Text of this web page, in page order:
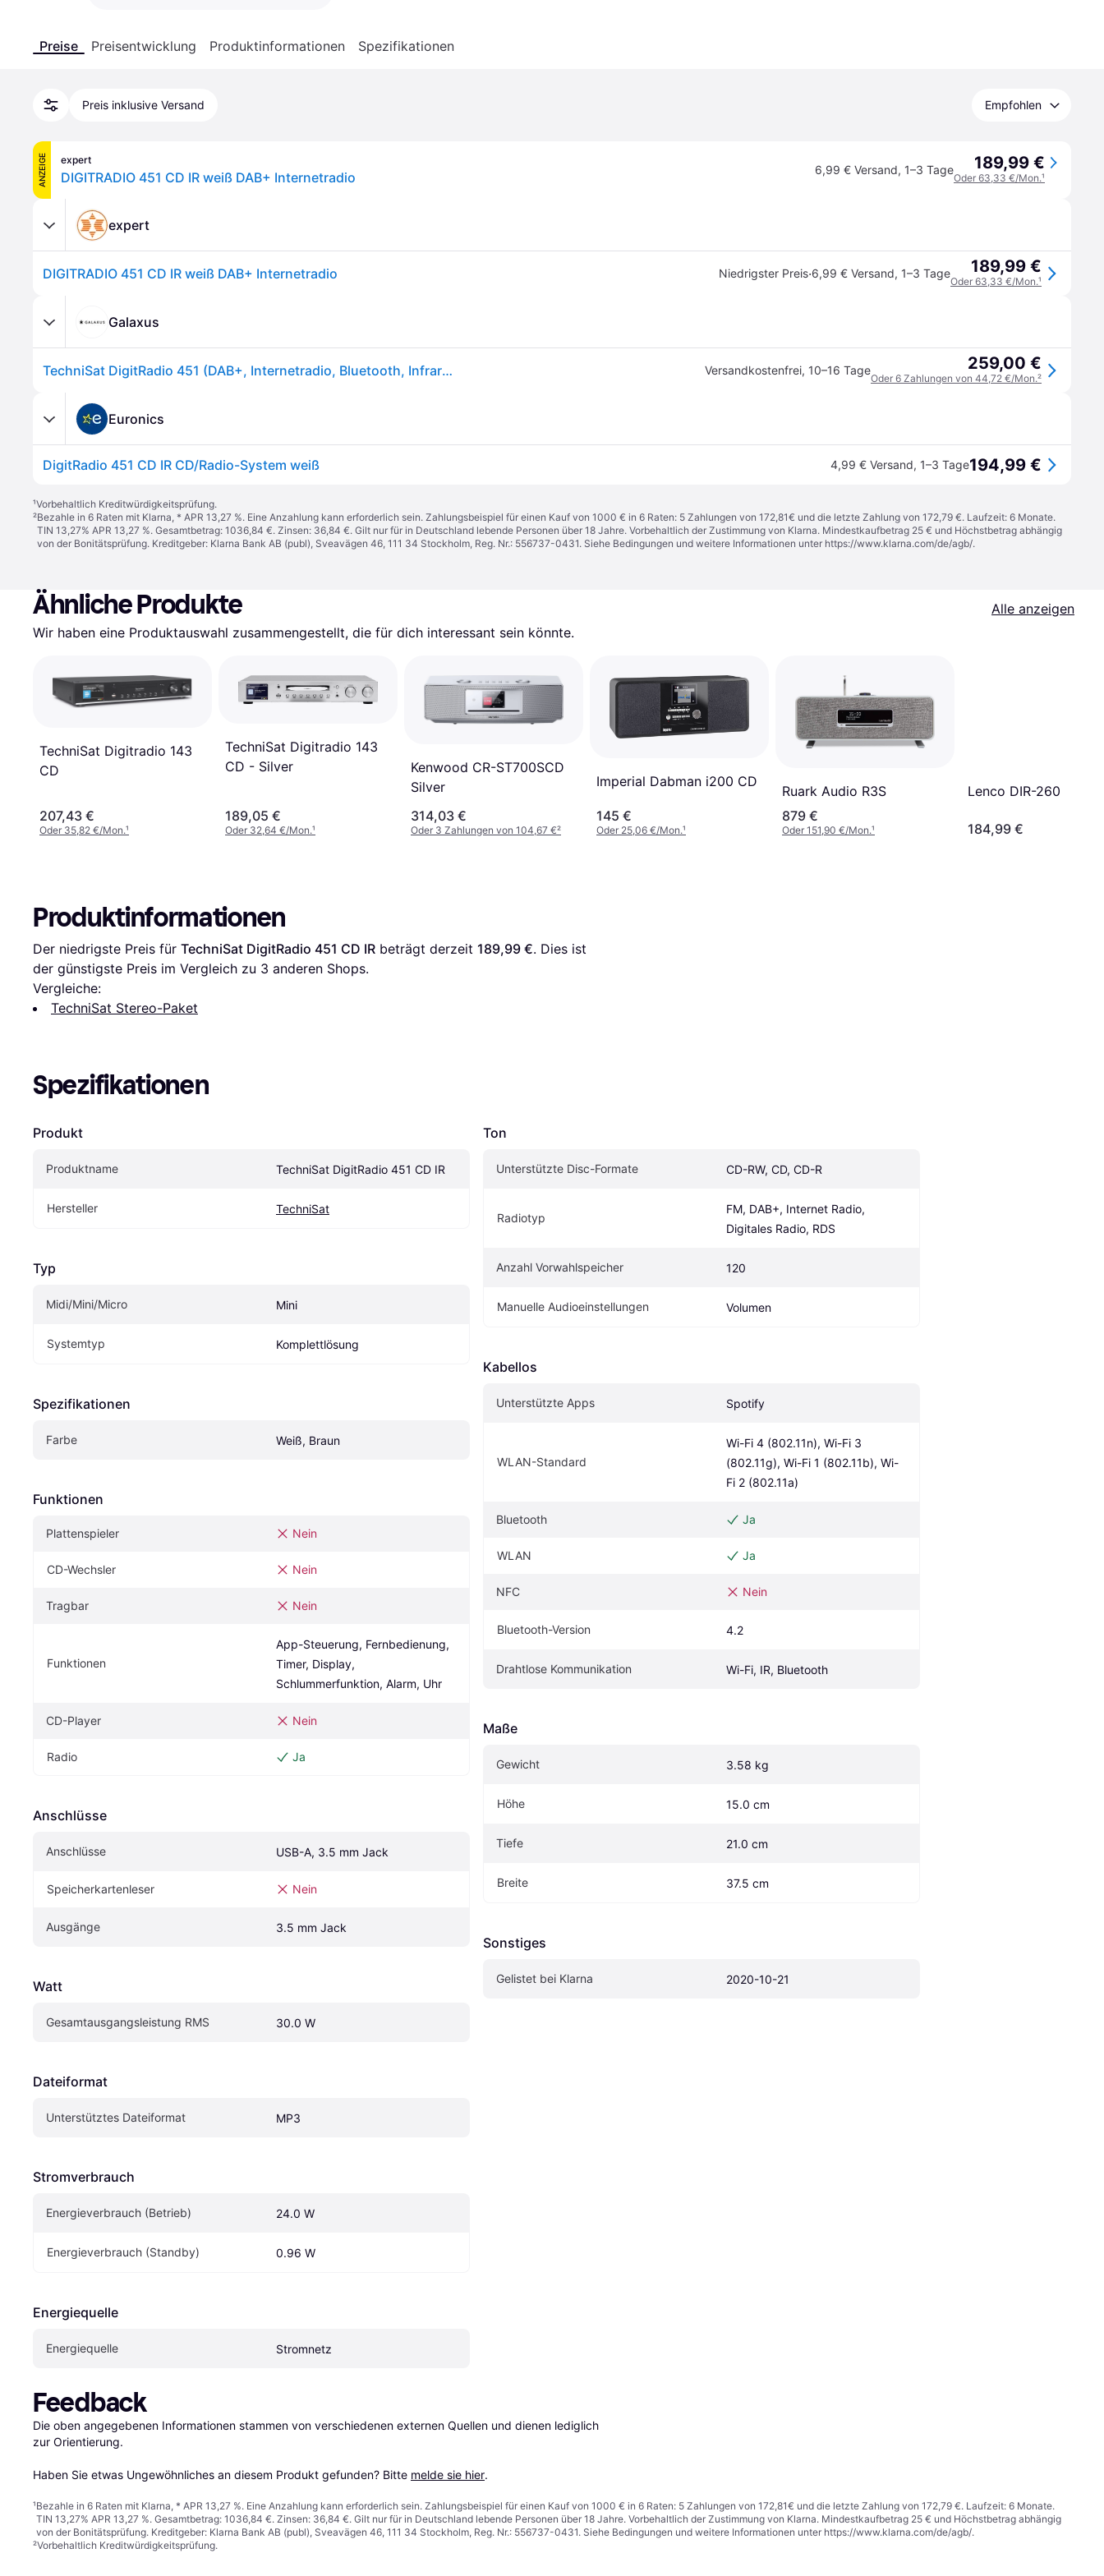
Preise Preisentwicklung Produktinformationen Spezifikationen
Preis inklusive Versand Empfohlen
ANZEIGE expert
DIGITRADIO 451 CD IR weiß DAB+ Internetradio 6,99 € Versand, 1–3 Tage 189,99 €
Oder 63,33 €/Mon.¹
expert
DIGITRADIO 451 CD IR weiß DAB+ Internetradio Niedrigster Preis·6,99 € Versand, 1–3 Tage 189,99 €
Oder 63,33 €/Mon.¹
Galaxus
TechniSat DigitRadio 451 (DAB+, Internetradio, Bluetooth, Infrarot, WLAN), Radio, Braun, Weiss Versandkostenfrei, 10–16 Tage 259,00 €
Oder 6 Zahlungen von 44,72 €/Mon.²
Euronics
DigitRadio 451 CD IR CD/Radio-System weiß 4,99 € Versand, 1–3 Tage194,99 €
¹Vorbehaltlich Kreditwürdigkeitsprüfung.
²Bezahle in 6 Raten mit Klarna, * APR 13,27 %. Eine Anzahlung kann erforderlich sein. Zahlungsbeispiel für einen Kauf von 1000 € in 6 Raten: 5 Zahlungen von 172,81€ und die letzte Zahlung von 172,79 €. Laufzeit: 6 Monate.
TIN 13,27% APR 13,27 %. Gesamtbetrag: 1036,84 €. Zinsen: 36,84 €. Gilt nur für in Deutschland lebende Personen über 18 Jahre. Vorbehaltlich der Zustimmung von Klarna. Mindestkaufbetrag 25 € und Höchstbetrag abhängig
von der Bonitätsprüfung. Kreditgeber: Klarna Bank AB (publ), Sveavägen 46, 111 34 Stockholm, Reg. Nr.: 556737-0431. Siehe Bedingungen und weitere Informationen unter https://www.klarna.com/de/agb/.
Ähnliche Produkte
Alle anzeigen
Wir haben eine Produktauswahl zusammengestellt, die für dich interessant sein könnte.
TechniSat Digitradio 143
CD
207,43 €
Oder 35,82 €/Mon.¹
TechniSat Digitradio 143
CD - Silver
189,05 €
Oder 32,64 €/Mon.¹
Kenwood CR-ST700SCD
Silver
314,03 €
Oder 3 Zahlungen von 104,67 €²
Imperial Dabman i200 CD
145 €
Oder 25,06 €/Mon.¹
Ruark Audio R3S
879 €
Oder 151,90 €/Mon.¹
Lenco DIR-260
184,99 €
Produktinformationen
Der niedrigste Preis für TechniSat DigitRadio 451 CD IR beträgt derzeit 189,99 €. Dies ist
der günstigste Preis im Vergleich zu 3 anderen Shops.
Vergleiche:
TechniSat Stereo-Paket
Spezifikationen
Produkt
Produktname TechniSat DigitRadio 451 CD IR
Hersteller TechniSat
Typ
Midi/Mini/Micro Mini
Systemtyp Komplettlösung
Spezifikationen
Farbe Weiß, Braun
Funktionen
Plattenspieler Nein
CD-Wechsler Nein
Tragbar Nein
Funktionen
App-Steuerung, Fernbedienung,
Timer, Display,
Schlummerfunktion, Alarm, Uhr
CD-Player Nein
Radio Ja
Anschlüsse
Anschlüsse USB-A, 3.5 mm Jack
Speicherkartenleser Nein
Ausgänge 3.5 mm Jack
Watt
Gesamtausgangsleistung RMS 30.0 W
Dateiformat
Unterstütztes Dateiformat MP3
Stromverbrauch
Energieverbrauch (Betrieb) 24.0 W
Energieverbrauch (Standby) 0.96 W
Energiequelle
Energiequelle Stromnetz
Ton
Unterstützte Disc-Formate CD-RW, CD, CD-R
Radiotyp
FM, DAB+, Internet Radio,
Digitales Radio, RDS
Anzahl Vorwahlspeicher 120
Manuelle Audioeinstellungen Volumen
Kabellos
Unterstützte Apps Spotify
WLAN-Standard
Wi-Fi 4 (802.11n), Wi-Fi 3
(802.11g), Wi-Fi 1 (802.11b), Wi-
Fi 2 (802.11a)
Bluetooth Ja
WLAN Ja
NFC Nein
Bluetooth-Version 4.2
Drahtlose Kommunikation Wi-Fi, IR, Bluetooth
Maße
Gewicht 3.58 kg
Höhe 15.0 cm
Tiefe 21.0 cm
Breite 37.5 cm
Sonstiges
Gelistet bei Klarna 2020-10-21
Feedback
Die oben angegebenen Informationen stammen von verschiedenen externen Quellen und dienen lediglich
zur Orientierung.
Haben Sie etwas Ungewöhnliches an diesem Produkt gefunden? Bitte melde sie hier.
¹Bezahle in 6 Raten mit Klarna, * APR 13,27 %. Eine Anzahlung kann erforderlich sein. Zahlungsbeispiel für einen Kauf von 1000 € in 6 Raten: 5 Zahlungen von 172,81€ und die letzte Zahlung von 172,79 €. Laufzeit: 6 Monate.
TIN 13,27% APR 13,27 %. Gesamtbetrag: 1036,84 €. Zinsen: 36,84 €. Gilt nur für in Deutschland lebende Personen über 18 Jahre. Vorbehaltlich der Zustimmung von Klarna. Mindestkaufbetrag 25 € und Höchstbetrag abhängig
von der Bonitätsprüfung. Kreditgeber: Klarna Bank AB (publ), Sveavägen 46, 111 34 Stockholm, Reg. Nr.: 556737-0431. Siehe Bedingungen und weitere Informationen unter https://www.klarna.com/de/agb/.
²Vorbehaltlich Kreditwürdigkeitsprüfung.